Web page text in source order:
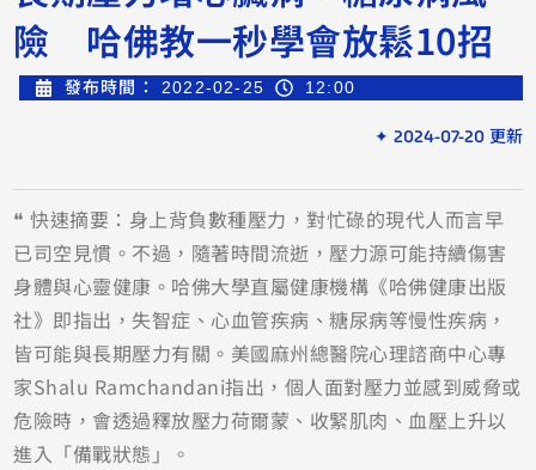
險 哈佛教一秒學會放鬆10招
發布時間： 2022-02-25 12:00
✦ 2024-07-20 更新
❝ 快速摘要：身上背負數種壓力，對忙碌的現代人而言早
已司空見慣。不過，隨著時間流逝，壓力源可能持續傷害
身體與心靈健康。哈佛大學直屬健康機構《哈佛健康出版
社》即指出，失智症、心血管疾病、糖尿病等慢性疾病，
皆可能與長期壓力有關。美國麻州總醫院心理諮商中心專
家Shalu Ramchandani指出，個人面對壓力並感到威脅或
危險時，會透過釋放壓力荷爾蒙、收緊肌肉、血壓上升以
進入「備戰狀態」。